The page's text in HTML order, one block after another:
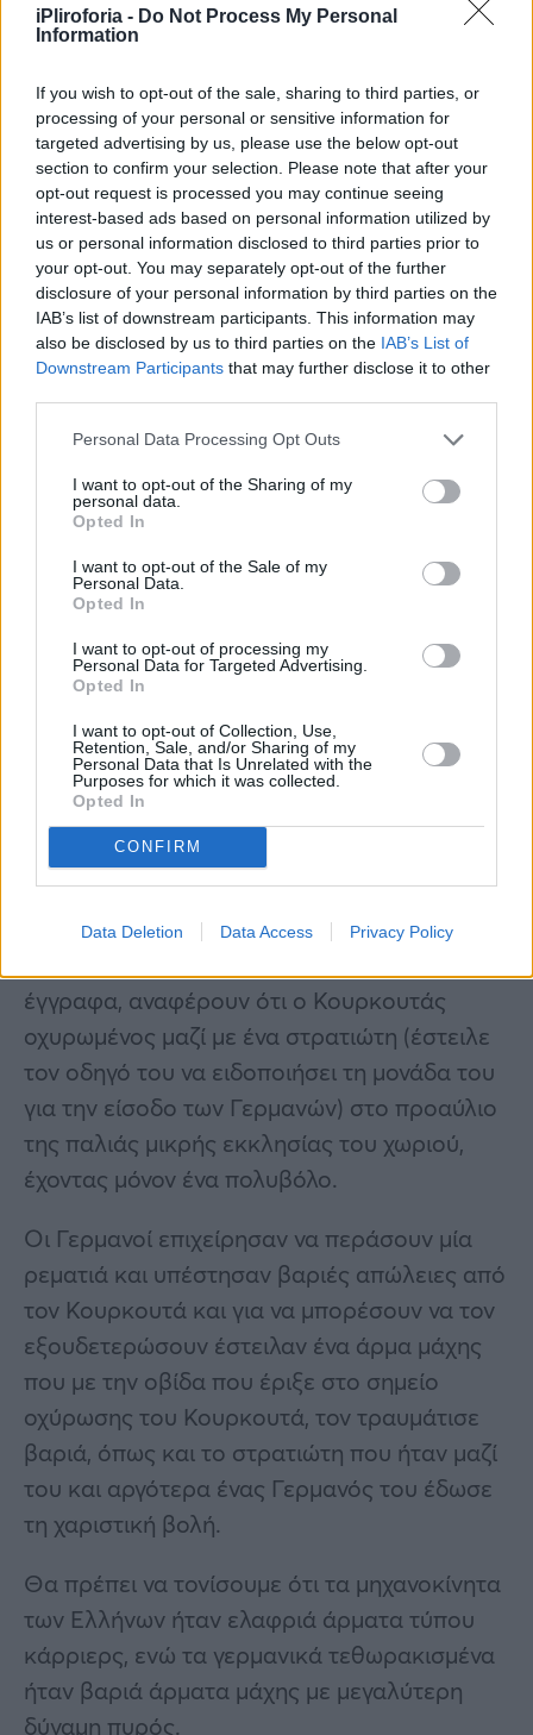
iPliroforia - Do Not Process My Personal
Information
If you wish to opt-out of the sale, sharing to third parties, or
processing of your personal or sensitive information for
targeted advertising by us, please use the below opt-out
section to confirm your selection. Please note that after your
opt-out request is processed you may continue seeing
interest-based ads based on personal information utilized by
us or personal information disclosed to third parties prior to
your opt-out. You may separately opt-out of the further
disclosure of your personal information by third parties on the
IAB’s list of downstream participants. This information may
also be disclosed by us to third parties on the IAB’s List of
Downstream Participants that may further disclose it to other
Personal Data Processing Opt Outs
I want to opt-out of the Sharing of my
personal data.
Opted In
I want to opt-out of the Sale of my
Personal Data.
Opted In
I want to opt-out of processing my
Personal Data for Targeted Advertising.
Opted In
I want to opt-out of Collection, Use,
Retention, Sale, and/or Sharing of my
Personal Data that Is Unrelated with the
Purposes for which it was collected.
Opted In
CONFIRM
Data Deletion Data Access Privacy Policy
Ευελπίδων, αμέσως μετά την αποφοίτησή
του από το Πρακτικό Λύκειο της Καλαμάτας,
τον ανάγκασε να αποσυρθεί από τον
αθλητισμό.
Κωνσταντίνος Κουρκουτάς: Οι
υπηρεσίες στην πατρίδα
Ο Κουρκουτάς υπηρέτησε στο 192 Σύνταγμα
Τεθωρακισμένων που ανήκε στη ΧΙΧ
Μεραρχία Τεθωρακισμένων και κλήθηκε να
αντιμετωπίσει τις γερμανικές φάλαγγες, που
σε διάστημα δύο ημερών πέρασαν μέσω της
Γιουγκοσλαβίας τα Ελληνικά σύνορα.
Οι κάτοικοι του χωριού Αμάραντα με τις
μαρτυρίες τους από τη μάχη, αλλά και οι
έγγραφα, αναφέρουν ότι ο Κουρκουτάς
οχυρωμένος μαζί με ένα στρατιώτη (έστειλε
τον οδηγό του να ειδοποιήσει τη μονάδα του
για την είσοδο των Γερμανών) στο προαύλιο
της παλιάς μικρής εκκλησίας του χωριού,
έχοντας μόνον ένα πολυβόλο.
Οι Γερμανοί επιχείρησαν να περάσουν μία
ρεματιά και υπέστησαν βαριές απώλειες από
τον Κουρκουτά και για να μπορέσουν να τον
εξουδετερώσουν έστειλαν ένα άρμα μάχης
που με την οβίδα που έριξε στο σημείο
οχύρωσης του Κουρκουτά, τον τραυμάτισε
βαριά, όπως και το στρατιώτη που ήταν μαζί
του και αργότερα ένας Γερμανός του έδωσε
τη χαριστική βολή.
Θα πρέπει να τονίσουμε ότι τα μηχανοκίνητα
των Ελλήνων ήταν ελαφριά άρματα τύπου
κάρριερς, ενώ τα γερμανικά τεθωρακισμένα
ήταν βαριά άρματα μάχης με μεγαλύτερη
δύναμη πυρός.